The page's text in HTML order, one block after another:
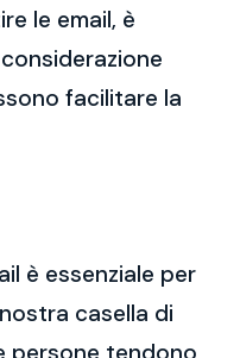
le email, è
facilitare la
è essenziale per
casella di